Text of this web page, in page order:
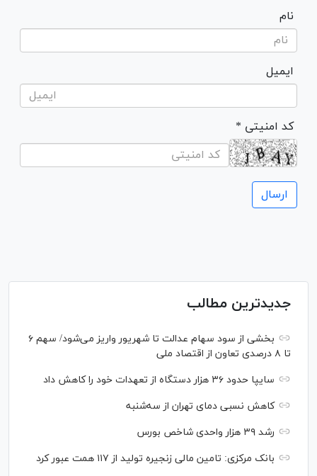
نام
ایمیل
* کد امنیتی
جدیدترین مطالب
بخشی از سود سهام عدالت تا شهریور واریز می‌شود/ سهم ۶
تا ۸ درصدی تعاون از اقتصاد ملی
سایپا حدود ۳۶ هزار دستگاه از تعهدات خود را کاهش داد
کاهش نسبی دمای تهران از سه‌شنبه
رشد ۳۹ هزار واحدی شاخص بورس
بانک مرکزی: تامین مالی زنجیره تولید از ۱۱۷ همت عبور کرد